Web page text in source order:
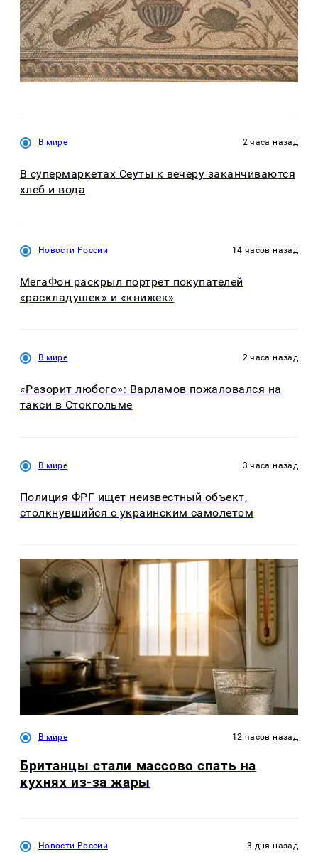
В мире 2 часа назад
В супермаркетах Сеуты к вечеру заканчиваются
хлеб и вода
Новости России 14 часов назад
МегаФон раскрыл портрет покупателей
«раскладушек» и «книжек»
В мире 2 часа назад
«Разорит любого»: Варламов пожаловался на
такси в Стокгольме
В мире 3 часа назад
Полиция ФРГ ищет неизвестный объект,
столкнувшийся с украинским самолетом
В мире 12 часов назад
Британцы стали массово спать на
кухнях из-за жары
Новости России 3 дня назад